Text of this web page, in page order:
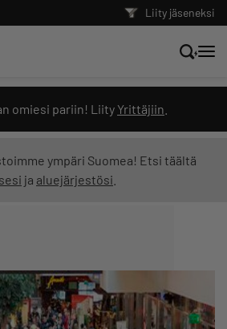
Liity jäseneksi
omiesi pariin! Liity Yrittäjiin
ympäri Suomea! Etsi täältä
ja aluejärjestösi
kysy suoraan
näytä kaikki sisältö